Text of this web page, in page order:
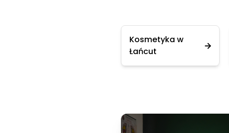
Kosmetyka w
Łańcut